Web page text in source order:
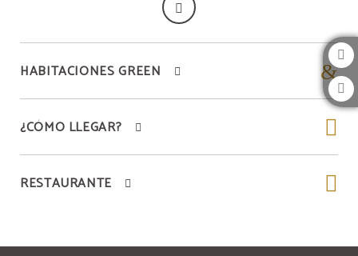
HABITACIONES GREEN
¿CÓMO LLEGAR?
RESTAURANTE